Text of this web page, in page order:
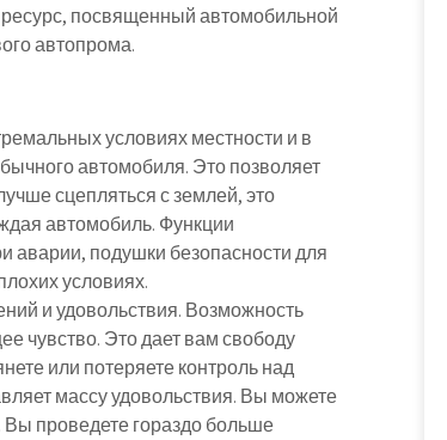
посвященный автомобильной
автопрома.
условиях местности и в
автомобиля. Это позволяет
сцепляться с землей, это
автомобиль. Функции
аварии, подушки безопасности для
условиях.
и удовольствия. Возможность
чувство. Это дает вам свободу
или потеряете контроль над
массу удовольствия. Вы можете
проведете гораздо больше